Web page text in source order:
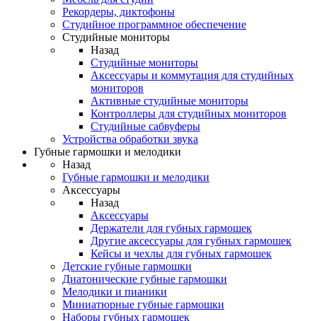
Рекордеры, диктофоны
Студийное программное обеспечение
Студийные мониторы
Назад
Студийные мониторы
Аксессуары и коммутация для студийных
мониторов
Активные студийные мониторы
Контроллеры для студийных мониторов
Студийные сабвуферы
Устройства обработки звука
Губные гармошки и мелодики
Назад
Губные гармошки и мелодики
Аксессуары
Назад
Аксессуары
Держатели для губных гармошек
Другие аксессуары для губных гармошек
Кейсы и чехлы для губных гармошек
Детские губные гармошки
Диатонические губные гармошки
Мелодики и пианики
Миниатюрные губные гармошки
Наборы губных гармошек